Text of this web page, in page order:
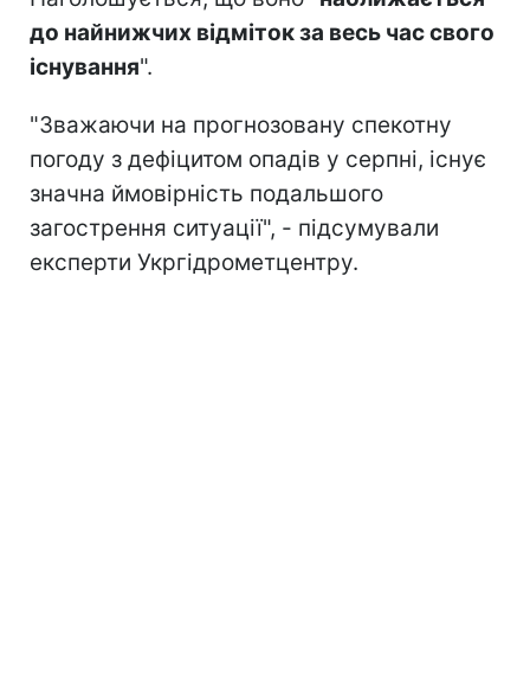
до найнижчих відміток за весь час свого
існування".
"Зважаючи на прогнозовану спекотну
погоду з дефіцитом опадів у серпні, існує
значна ймовірність подальшого
загострення ситуації", - підсумували
експерти Укргідрометцентру.